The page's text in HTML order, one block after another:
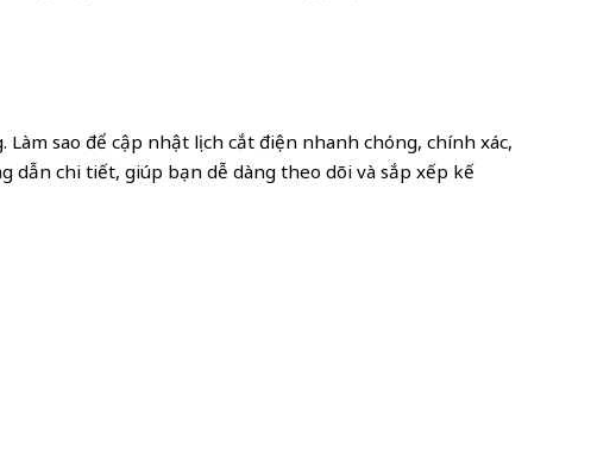
sao để cập nhật lịch cắt điện nhanh chóng, chính xác,
dẫn chi tiết, giúp bạn dễ dàng theo dõi và sắp xếp kế